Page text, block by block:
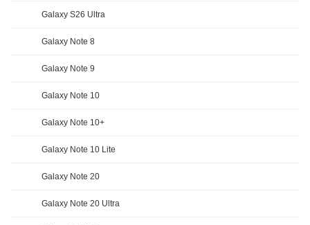
Galaxy S26 Ultra
Galaxy Note 8
Galaxy Note 9
Galaxy Note 10
Galaxy Note 10+
Galaxy Note 10 Lite
Galaxy Note 20
Galaxy Note 20 Ultra